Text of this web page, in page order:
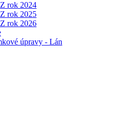
rok 2024
rok 2025
rok 2026
úpravy - Lán